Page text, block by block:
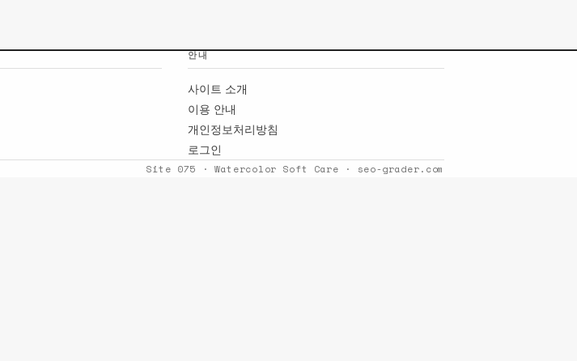
안내
사이트 소개
이용 안내
개인정보처리방침
로그인
Site 075 · Watercolor Soft Care · seo-grader.com